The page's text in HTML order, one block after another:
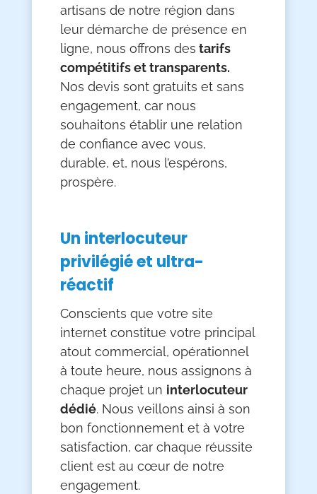
artisans de notre région dans
leur démarche de présence en
ligne, nous offrons des tarifs
compétitifs et transparents.
Nos devis sont gratuits et sans
engagement, car nous
souhaitons établir une relation
de confiance avec vous,
durable, et, nous l’espérons,
prospère.
Un interlocuteur
privilégié et ultra-
réactif
Conscients que votre site
internet constitue votre principal
atout commercial, opérationnel
à toute heure, nous assignons à
chaque projet un interlocuteur
dédié. Nous veillons ainsi à son
bon fonctionnement et à votre
satisfaction, car chaque réussite
client est au cœur de notre
engagement.